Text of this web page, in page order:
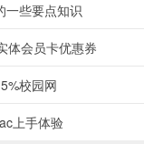
一些要点知识
体会员卡优惠券
校园网
上手体验